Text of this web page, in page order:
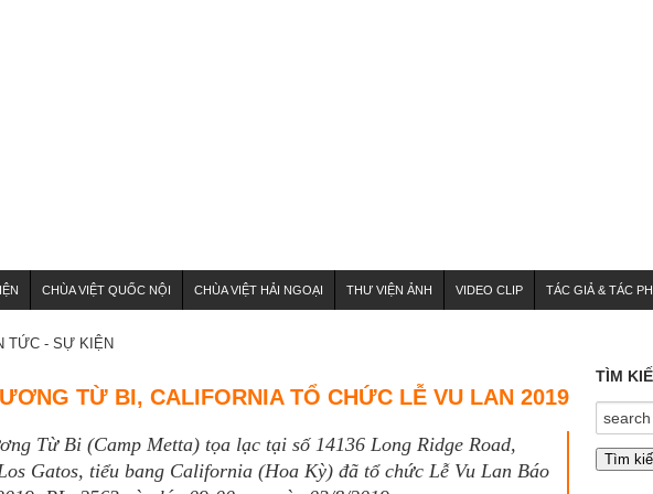
CHÙA VIỆT QUỐC NỘI CHÙA VIỆT HẢI NGOẠI THƯ VIỆN ẢNH VIDEO CLIP TÁC GIẢ & TÁC
- SỰ KIỆN
TỪ BI, CALIFORNIA TỔ CHỨC LỄ VU LAN 2019
Từ Bi (Camp Metta) tọa lạc tại số 14136 Long Ridge Road,
Gatos, tiểu bang California (Hoa Kỳ) đã tổ chức Lễ Vu Lan Báo
TÌM